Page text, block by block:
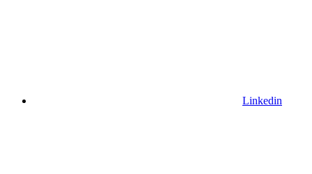
Linkedin